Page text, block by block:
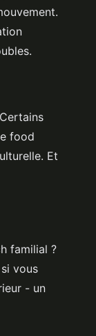
food
Et
familial ?
vous
- un